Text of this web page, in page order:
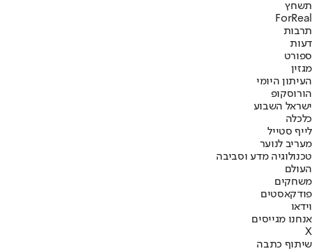
תשחץ
ForReal
תרבות
דעות
ספורט
מגזין
העיתון היומי
הורוסקופ
ישראל השבוע
כלכלה
לייף סטייל
מעריב לנוער
טכנולוגיה מדע וסביבה
העולם
משחקים
פודקאסטים
וידאו
אנחנו מגייסים
X
שיתוף כתבה